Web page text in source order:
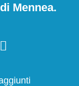
Mennea.